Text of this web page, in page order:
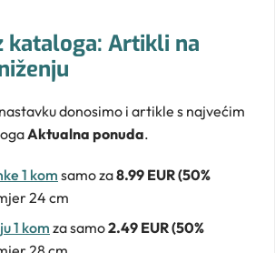
kataloga: Artikli na
donosimo i artikle s najvećim
Aktualna ponuda.
1 komsamo za8.99 EUR (50%
24 cm
1 kom za samo2.49 EUR (50%